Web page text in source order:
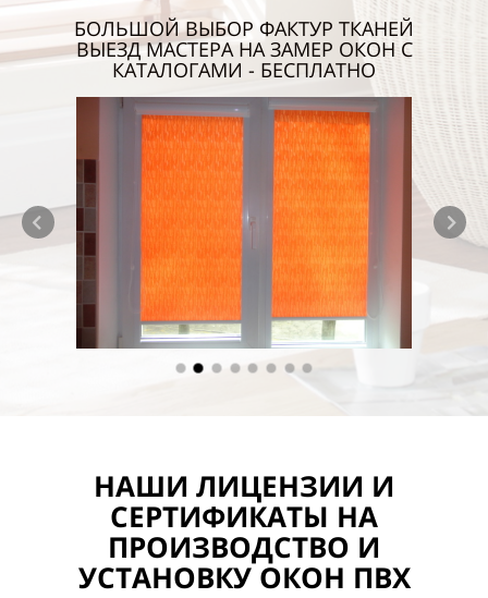
БОЛЬШОЙ ВЫБОР ФАКТУР ТКАНЕЙ
ВЫЕЗД МАСТЕРА НА ЗАМЕР ОКОН С
КАТАЛОГАМИ - БЕСПЛАТНО
НАШИ ЛИЦЕНЗИИ И
СЕРТИФИКАТЫ НА
ПРОИЗВОДСТВО И
УСТАНОВКУ ОКОН ПВХ